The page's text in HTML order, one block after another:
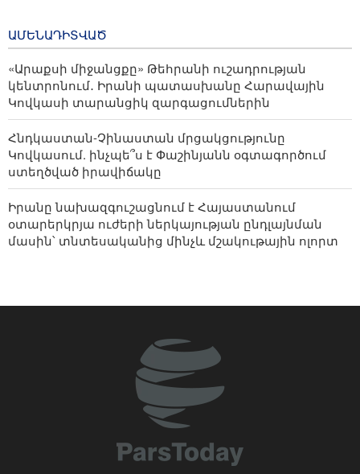
անգամ ՄԱԿ-ի գլխավոր
քարտուղարի պաշտոնում
կարող է հրեուհի ընտրվել
ԱՄԵՆԱԴԻՏՎԱԾ
«Արաքսի միջանցքը» Թեհրանի ուշադրության
կենտրոնում․ Իրանի պատասխանը Հարավային
Կովկասի տարանցիկ զարգացումներին
Հնդկաստան-Չինաստան մրցակցությունը
Կովկասում. ինչպե՞ս է Փաշինյանն օգտագործում
ստեղծված իրավիճակը
Իրանը նախազգուշացնում է Հայաստանում
օտարերկրյա ուժերի ներկայության ընդլայնման
մասին՝ տնտեսականից մինչև մշակութային ոլորտ
Իրան
Իրանը մտադիր է վավերացնել Կասպից ծովի մասին
կոնվենցիան, որը չի անդրադառնում հատակի
սահմանազատմանը
Մոհսեն Ռեզային նշանակվել է Իրանի Ազգային
անվտանգության բարձրագույն խորհրդում
հեղափոխության առաջնորդի ներկայացուցիչ և
խորհրդի քարտուղար